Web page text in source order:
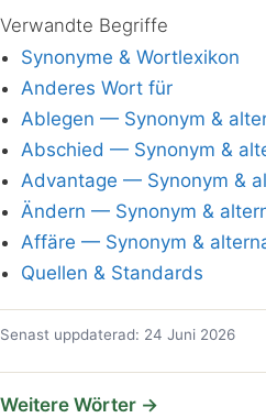
Verwandte Begriffe
Synonyme & Wortlexikon
Anderes Wort für
Ablegen — Synonym &
Abschied — Synonym &
Advantage — Synonym &
Ändern — Synonym &
Affäre — Synonym &
Quellen & Standards
Senast uppdaterad: 24 Juni 2026
Weitere Wörter →